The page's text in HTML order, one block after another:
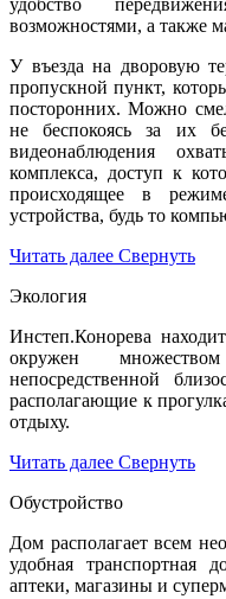
возможностями, а также
У въезда на дворовую
пропускной пункт,
посторонних. Можно
не беспокоясь за их
видеонаблюдения
комплекса, доступ к
происходящее в
устройства, будь то
Читать далее Свернуть
Экология
Инстеп.Конорева
окружен
непосредственной
располагающие к
отдыху.
Читать далее Свернуть
Обустройство
Дом располагает всем
удобная транспортная
аптеки, магазины и